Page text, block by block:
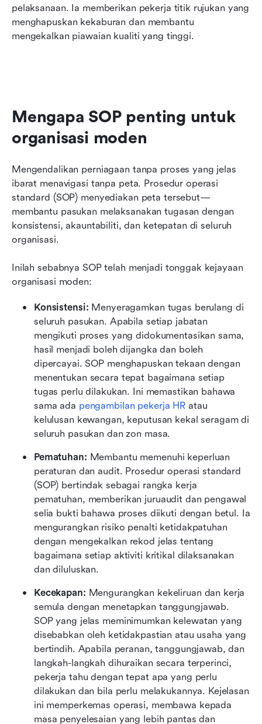
pelaksanaan. Ia memberikan pekerja titik rujukan yang
menghapuskan kekaburan dan membantu
mengekalkan piawaian kualiti yang tinggi.
Mengapa SOP penting untuk
organisasi moden
Mengendalikan perniagaan tanpa proses yang jelas
ibarat menavigasi tanpa peta. Prosedur operasi
standard (SOP) menyediakan peta tersebut—
membantu pasukan melaksanakan tugasan dengan
konsistensi, akauntabiliti, dan ketepatan di seluruh
organisasi.
Inilah sebabnya SOP telah menjadi tonggak kejayaan
organisasi moden:
Konsistensi: Menyeragamkan tugas berulang di
seluruh pasukan. Apabila setiap jabatan
mengikuti proses yang didokumentasikan sama,
hasil menjadi boleh dijangka dan boleh
dipercayai. SOP menghapuskan tekaan dengan
menentukan secara tepat bagaimana setiap
tugas perlu dilakukan. Ini memastikan bahawa
sama ada pengambilan pekerja HR atau
kelulusan kewangan, keputusan kekal seragam di
seluruh pasukan dan zon masa.
Pematuhan: Membantu memenuhi keperluan
peraturan dan audit. Prosedur operasi standard
(SOP) bertindak sebagai rangka kerja
pematuhan, memberikan juruaudit dan pengawal
selia bukti bahawa proses diikuti dengan betul. Ia
mengurangkan risiko penalti ketidakpatuhan
dengan mengekalkan rekod jelas tentang
bagaimana setiap aktiviti kritikal dilaksanakan
dan diluluskan.
Kecekapan: Mengurangkan kekeliruan dan kerja
semula dengan menetapkan tanggungjawab.
SOP yang jelas meminimumkan kelewatan yang
disebabkan oleh ketidakpastian atau usaha yang
bertindih. Apabila peranan, tanggungjawab, dan
langkah-langkah dihuraikan secara terperinci,
pekerja tahu dengan tepat apa yang perlu
dilakukan dan bila perlu melakukannya. Kejelasan
ini memperkemas operasi, membawa kepada
masa penyelesaian yang lebih pantas dan